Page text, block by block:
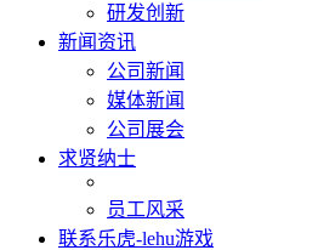
研发创新
新闻资讯
公司新闻
媒体新闻
公司展会
求贤纳士
员工风采
联系乐虎-lehu游戏